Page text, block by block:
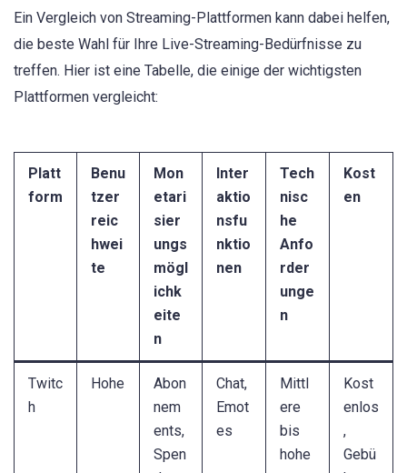
Ein Vergleich von Streaming-Plattformen kann dabei helfen,
die beste Wahl für Ihre Live-Streaming-Bedürfnisse zu
treffen. Hier ist eine Tabelle, die einige der wichtigsten
Plattformen vergleicht:
Platt
form
Benu
tzer
reic
hwei
te
Mon
etari
sier
ungs
mögl
ichk
eite
n
Inter
aktio
nsfu
nktio
nen
Tech
nisc
he
Anfo
rder
unge
n
Kost
en
Twitc
h
Hohe
Abon
nem
ents,
Spen
Chat,
Emot
es
Mittl
ere
bis
hohe
Kost
enlos
,
Gebü